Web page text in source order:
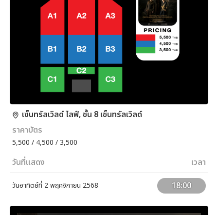
เซ็นทรัลเวิลด์ ไลฟ์, ชั้น 8 เซ็นทรัลเวิลด์
ราคาบัตร
5,500 / 4,500 / 3,500
วันที่แสดง เวลา
วันอาทิตย์ที่ 2 พฤศจิกายน 2568 18:00